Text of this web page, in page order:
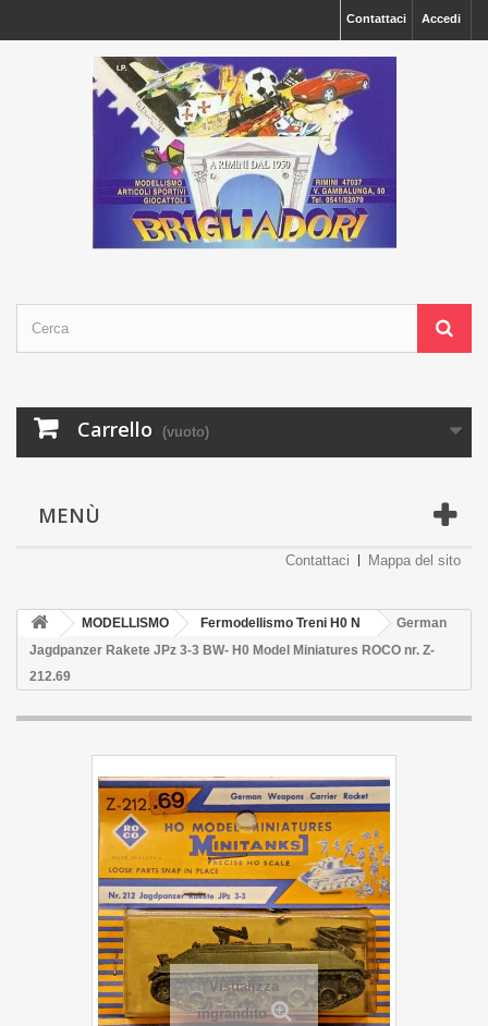
Accedi
Contattaci
Carrello (vuoto)
MENÙ
Contattaci Mappa del sito
MODELLISMO Fermodellismo Treni H0 N
German
Jagdpanzer Rakete JPz 3-3 BW- H0 Model Miniatures ROCO nr. Z-
212.69
Visualizza
ingrandito